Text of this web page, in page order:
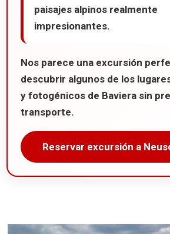
paisajes alpinos realmente
impresionantes.
Nos parece una excursión
descubrir algunos de los
y fotogénicos de Baviera sin
transporte.
Reservar excursión a